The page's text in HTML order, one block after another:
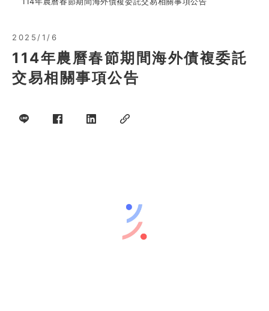
2025/1/6
114年農曆春節期間海外債複委託
交易相關事項公告